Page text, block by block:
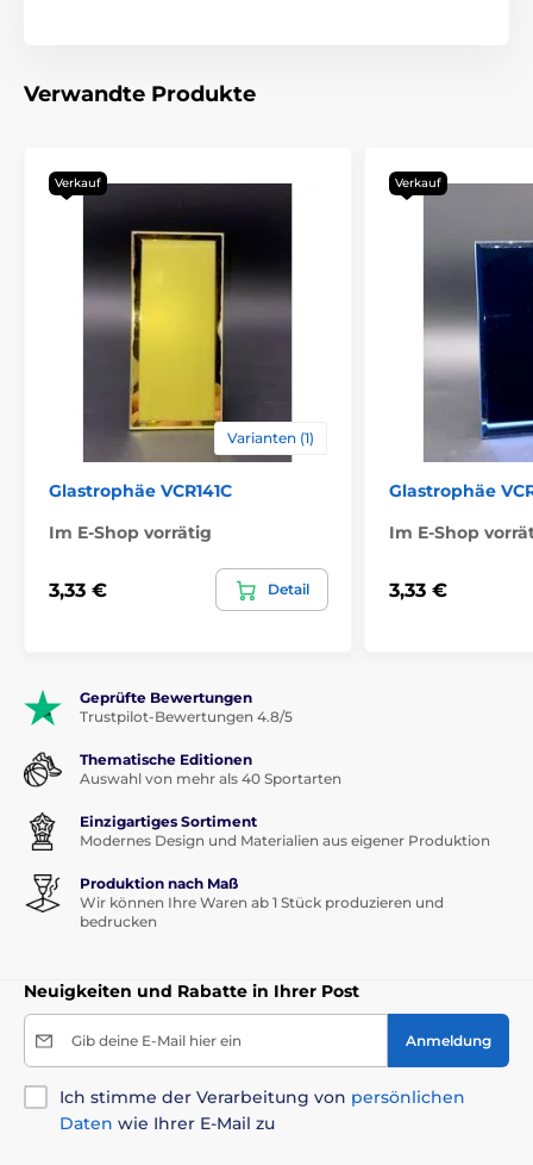
Verwandte Produkte
Verkauf
Varianten (1)
Glastrophäe VCR141C
Im E-Shop vorrätig
3,33 € Detail
Verkauf
Glastrophäe
Im E-Shop
3,33 €
Geprüfte Bewertungen
Trustpilot-Bewertungen 4.8/5
Thematische Editionen
Auswahl von mehr als 40 Sportarten
Einzigartiges Sortiment
Modernes Design und Materialien aus eigener Produktion
Produktion nach Maß
Wir können Ihre Waren ab 1 Stück produzieren und
bedrucken
Neuigkeiten und Rabatte in Ihrer Post
Gib deine E-Mail hier ein Anmeldung
Ich stimme der Verarbeitung von persönlichen
Daten wie Ihrer E-Mail zu